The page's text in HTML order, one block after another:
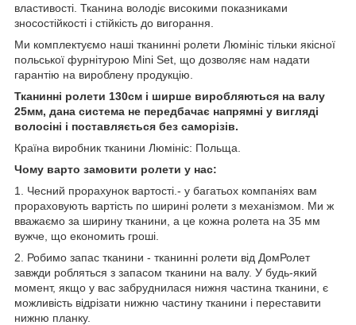
властивості. Тканина володіє високими показниками
зносостійкості і стійкість до вигорання.
Ми комплектуємо наші тканинні ролети Люмініс тільки якісної
польської фурнітурою Mini Set, що дозволяє нам надати
гарантію на вироблену продукцію.
Тканинні ролети 130см і ширше виробляються на валу
25мм, дана система не передбачає напрямні у вигляді
волосіні і поставляється без саморізів.
Країна виробник тканини Люмініс: Польща.
Чому варто замовити ролети у нас:
1. Чесний прорахунок вартості.- у багатьох компаніях вам
прораховують вартість по ширині ролети з механізмом. Ми ж
вважаємо за ширину тканини, а це кожна ролета на 35 мм
вужче, що економить гроші.
2. Робимо запас тканини - тканинні ролети від ДомРолет
завжди робляться з запасом тканини на валу. У будь-який
момент, якщо у вас забруднилася нижня частина тканини, є
можливість відрізати нижню частину тканини і переставити
нижню планку.